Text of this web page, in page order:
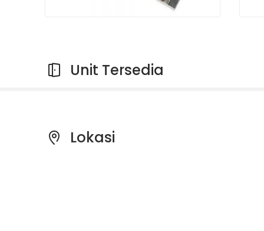
Unit Tersedia
Lokasi